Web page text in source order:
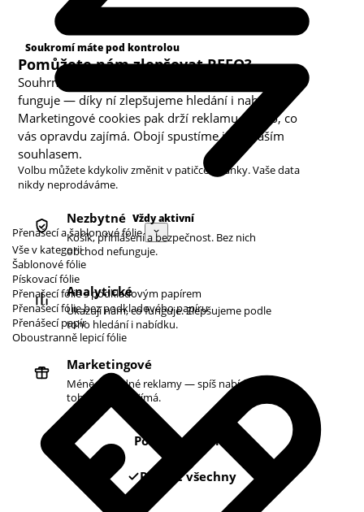
Přenášecí a šablonové fólie
Vše v kategorii
Šablonové fólie
Pískovací fólie
Přenašecí fólie s podkladovým papírem
Přenašecí fólie bez podkladového papíru
Přenášecí papír
Oboustranně lepicí fólie
Soukromí máte pod kontrolou
Pomůžete nám zlepšovat REFO?
Souhrnná analytika nám ukazuje, co v obchodě
funguje — díky ní zlepšujeme hledání i nabídku.
Marketingové cookies pak drží reklamu u toho, co
vás opravdu zajímá. Obojí spustíme jen s vaším
souhlasem.
Volbu můžete kdykoliv změnit v patičce stránky. Vaše data
nikdy neprodáváme.
Kategorie cookies
Nezbytné Vždy aktivní
Košík, přihlášení a bezpečnost. Bez nich
obchod nefunguje.
Analytické
Ukazují nám, co funguje. Zlepšujeme podle
toho hledání i nabídku.
Marketingové
Méně náhodné reklamy — spíš nabídky podle
toho, co vás zajímá.
Pouze nezbytné
Povolit všechny